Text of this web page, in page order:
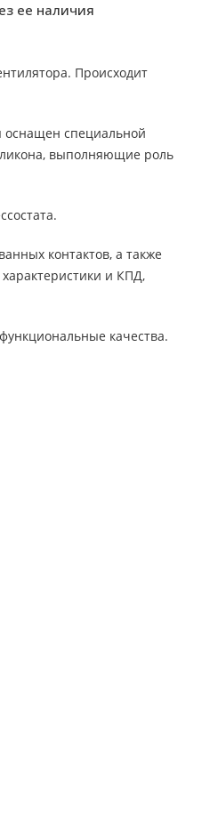
ее наличия
Происходит
оснащен специальной
выполняющие роль
контактов, а также
и КПД,
качества.